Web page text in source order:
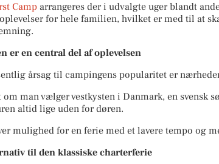
Camp arrangeres der i udvalgte uger blandt
for hele familien, hvilket er med til at
er en central del af oplevelsen
årsag til campingens popularitet er
om man vælger vestkysten i Danmark, en svensk
altid lige uden for døren.
mulighed for en ferie med et lavere tempo og
til den klassiske charterferie